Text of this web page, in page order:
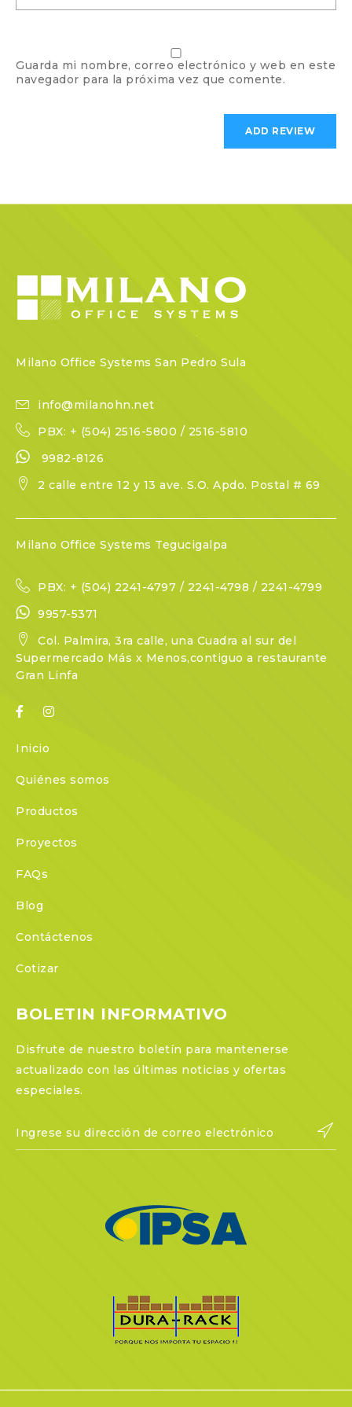
Guarda mi nombre, correo electrónico y web en este
navegador para la próxima vez que comente.
Milano Office Systems San Pedro Sula
info@milanohn.net
PBX: + (504) 2516-5800 / 2516-5810
9982-8126
2 calle entre 12 y 13 ave. S.O. Apdo. Postal # 69
Milano Office Systems Tegucigalpa
PBX: + (504) 2241-4797 / 2241-4798 / 2241-4799
9957-5371
Col. Palmira, 3ra calle, una Cuadra al sur del
Supermercado Más x Menos,contiguo a restaurante
Gran Linfa
Inicio
Quiénes somos
Productos
Proyectos
FAQs
Blog
Contáctenos
Cotizar
BOLETIN INFORMATIVO
Disfrute de nuestro boletín para mantenerse
actualizado con las últimas noticias y ofertas
especiales.